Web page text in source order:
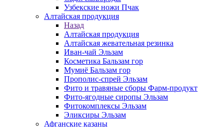
Узбекские ножи Пчак
Алтайская продукция
Назад
Алтайская продукция
Алтайская жевательная резинка
Иван-чай Эльзам
Косметика Бальзам гор
Мумиё Бальзам гор
Прополис-спрей Эльзам
Фито и травяные сборы Фарм-продукт
Фито-ягодные сиропы Эльзам
Фитокомплексы Эльзам
Эликсиры Эльзам
Афганские казаны